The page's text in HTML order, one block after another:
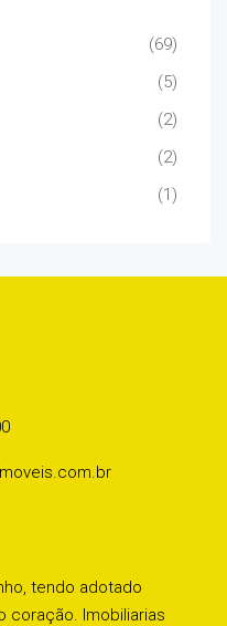
(69)
(5)
(2)
(2)
(1)
tendo adotado
coração. Imobiliarias